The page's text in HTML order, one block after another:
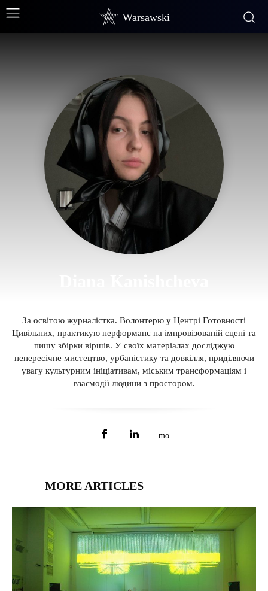
Warsawski
За освітою журналістка. Волонтерю у Центрі Готовності
Цивільних, практикую перформанс на імпровізованій сцені та
пишу збірки віршів. У своїх матеріалах досліджую
непересічне мистецтво, урбаністику та довкілля, приділяючи
увагу культурним ініціативам, міським трансформаціям і
взаємодії людини з простором.
MORE ARTICLES